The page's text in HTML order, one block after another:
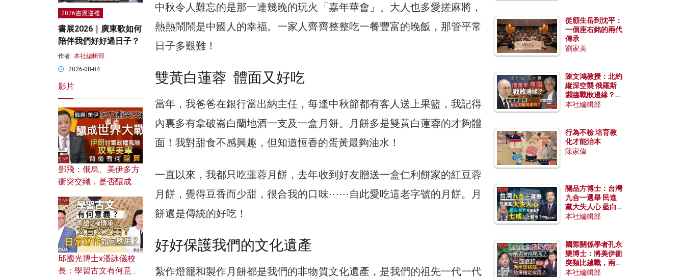
中秋令人難忘的是那一連幾晚的玩火「嘉年華會」。大人也多愛搓麻將，
熱熱鬧鬧是中國人的幸福。一家人齊齊整整吃一餐豐富的晚飯，那管平常
日子多艱難！
雙黃白蓮蓉 體面又好吃
當年，我爸爸在銀行當出納主任，每逢中秋節都有客人送上果籃，我記得
內裏多有拿破崙白蘭地酒一支及一盒月餅。月餅多是雙黃白蓮蓉的才夠體
面！我對甜食不感興趣，但知道恆香的蛋黃最夠油水！
一直以來，我都只吃蓮蓉月餅，去年收到好友贈送一盒仁利餅家的紅豆蓉
月餅，覺得豆香而少甜，很合我的口味⋯⋯自此愛吃這老字號的月餅。月
餅還是傳統的好吃！
好好保護我們的文化遺產
紮作燈籠和製作月餅都是我們的非物質文化遺產，是我們的祖先一代一代
2026書展巡禮
書展2026｜廣東歌如何
陪伴我們好好過日子？
作者: 本社編輯部
2026-08-04
影片
鄧飛：俄烏、美伊多方
衝突交織，是否釀成世
風險攻擊美軍，背後有
何盤算？
邱國光博士x潘詠儀校
長：學習古文有何意
從顧生岳到沈平：
一個座右銘的兩代
傳承
劉家美
陳文鴻教授：北約
縱深空襲 俄羅斯
瀕臨戰敗邊緣？中
國零部件能左右戰
本社編輯部
行為不檢 培育教
化才能治本
陳家偉
關品方博士：台灣
九合一選舉 民進
黨大失人心 藍白
合作有望拿下七成
本社編輯部
國際關係學者孔永
樂博士：將美伊衝
突類比越戰，兩者
有何異同？中國崛
本社編輯部